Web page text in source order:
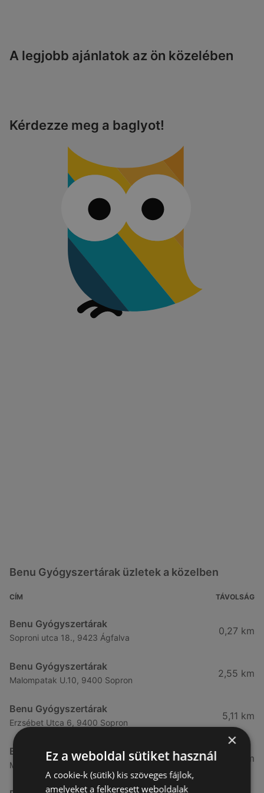
A legjobb ajánlatok az ön közelében
Kérdezze meg a baglyot!
Benu Gyógyszertárak üzletek a közelben
CÍM TÁVOLSÁG
Benu Gyógyszertárak
Soproni utca 18., 9423 Ágfalva
0,27 km
Benu Gyógyszertárak
Malompatak U.10, 9400 Sopron
2,55 km
Benu Gyógyszertárak
Erzsébet Utca 6, 9400 Sopron
5,11 km
Benu Gyógyszertárak
Mátyás Király Utca 23, 9400 Sopron
5,24 km
×
Ez a weboldal sütiket használ
A cookie-k (sütik) kis szöveges fájlok,
amelyeket a felkeresett weboldalak